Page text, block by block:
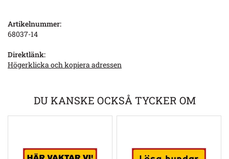
Artikelnummer:
68037-14
Direktlänk:
Högerklicka och kopiera adressen
DU KANSKE OCKSÅ TYCKER OM